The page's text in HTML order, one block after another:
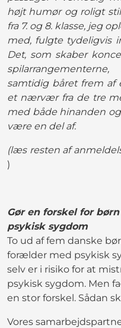
højt humør og roligt
fra 7. og 8. klasse, jeg
med, fulgte tydeligvis
Det, som skaber
samtidig båret frem af
et nærvær fra de tre
med både hinanden
være en del af.
(læs resten af
)
Gør en forskel for
psykisk sygdom
To ud af fem danske
forælder med psykisk
selv er i risiko for at
psykisk sygdom. Men
en stor forskel. Sådan
Vores